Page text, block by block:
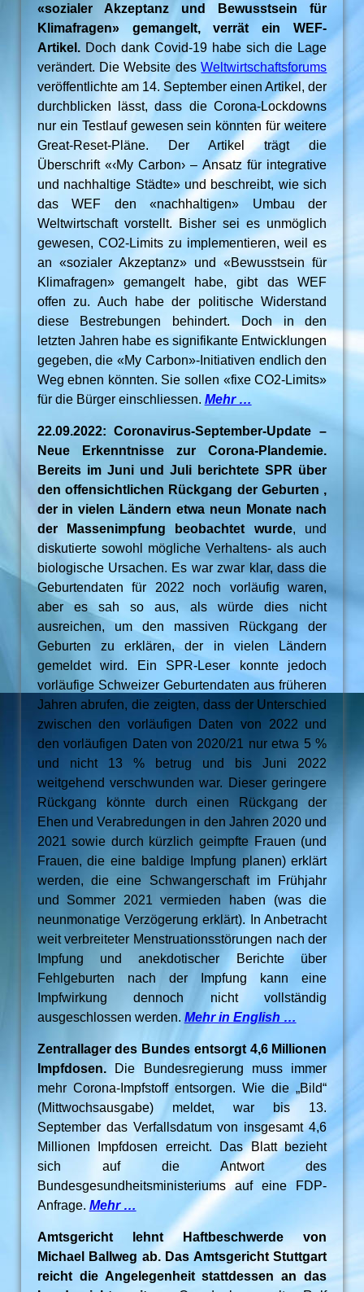
«sozialer Akzeptanz und Bewusstsein für
Klimafragen» gemangelt, verrät ein WEF-
Artikel.Doch dank Covid-19 habe sich die Lage
verändert. Die Website desWeltwirtschaftsforums
veröffentlichte am 14. September einen Artikel, der
durchblicken lässt, dass die Corona-Lockdowns
nur ein Testlauf gewesen sein könnten für weitere
Great-Reset-Pläne. Der Artikel trägt die
Überschrift «‹My Carbon› – Ansatz für integrative
und nachhaltige Städte» und beschreibt, wie sich
das WEF den «nachhaltigen» Umbau der
Weltwirtschaft vorstellt. Bisher sei es unmöglich
gewesen, CO2-Limits zu implementieren, weil es
an «sozialer Akzeptanz» und «Bewusstsein für
Klimafragen» gemangelt habe, gibt das WEF
offen zu. Auch habe der politische Widerstand
diese Bestrebungen behindert. Doch in den
letzten Jahren habe es signifikante Entwicklungen
gegeben, die «My Carbon»-Initiativen endlich den
Weg ebnen könnten. Sie sollen «fixe CO2-Limits»
für die Bürger einschliessen. Mehr …
22.09.2022: Coronavirus-September-Update –
Neue Erkenntnisse zur Corona-Plandemie.
Bereits im Juni und Juli berichtete SPR über
den offensichtlichen Rückgang der Geburten ,
der in vielen Ländern etwa neun Monate nach
der Massenimpfung beobachtet wurde, und
diskutierte sowohl mögliche Verhaltens- als auch
biologische Ursachen. Es war zwar klar, dass die
Geburtendaten für 2022 noch vorläufig waren,
aber es sah so aus, als würde dies nicht
ausreichen, um den massiven Rückgang der
Geburten zu erklären, der in vielen Ländern
gemeldet wird. Ein SPR-Leser konnte jedoch
vorläufige Schweizer Geburtendaten aus früheren
Jahren abrufen, die zeigten, dass der Unterschied
zwischen den vorläufigen Daten von 2022 und
den vorläufigen Daten von 2020/21 nur etwa 5 %
und nicht 13 % betrug und bis Juni 2022
weitgehend verschwunden war. Dieser geringere
Rückgang könnte durch einen Rückgang der
Ehen und Verabredungen in den Jahren 2020 und
2021 sowie durch kürzlich geimpfte Frauen (und
Frauen, die eine baldige Impfung planen) erklärt
werden, die eine Schwangerschaft im Frühjahr
und Sommer 2021 vermieden haben (was die
neunmonatige Verzögerung erklärt). In Anbetracht
weit verbreiteter Menstruationsstörungen nach der
Impfung und anekdotischer Berichte über
Fehlgeburten nach der Impfung kann eine
Impfwirkung dennoch nicht vollständig
ausgeschlossen werden. Mehr in English …
Zentrallager des Bundes entsorgt 4,6 Millionen
Impfdosen.
Die Bundesregierung muss immer
mehr Corona-Impfstoff entsorgen. Wie die „Bild“
(Mittwochsausgabe) meldet, war bis 13.
September das Verfallsdatum von insgesamt 4,6
Millionen Impfdosen erreicht. Das Blatt bezieht
sich auf die Antwort des
Bundesgesundheitsministeriums auf eine FDP-
Anfrage. Mehr …
Amtsgericht lehnt Haftbeschwerde von
Michael Ballweg ab. Das Amtsgericht Stuttgart
reicht die Angelegenheit stattdessen an das